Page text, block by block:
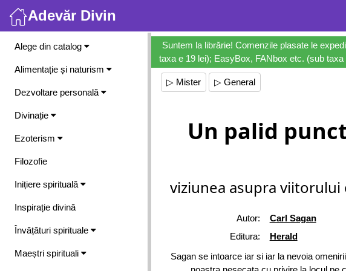
Adevăr Divin
Meniu
Alege din catalog
Alimentație și naturism
Dezvoltare personală
Divinație
Ezoterism
Filozofie
Inițiere spirituală
Inspirație divină
Învățături spirituale
Maeștri spirituali
Suntem la librărie! Comenzile plasate le
taxa e 19 lei); EasyBox, FANbox etc. (sub
▷ Mister ▷ General
Un palid
viziunea asupra
Autor:
Carl Sagan
Editura:
Herald
Sagan se intoarce iar si iar la nevoia